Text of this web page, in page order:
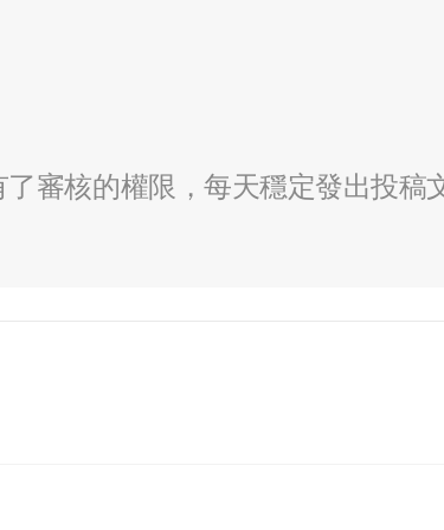
審核的權限，每天穩定發出投稿